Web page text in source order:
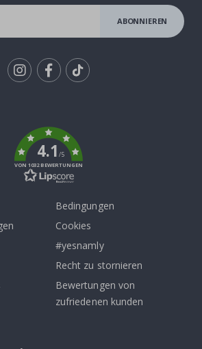
ABONNIEREN
4.1/5
VON 1032 BEWERTUNGEN
Bedingungen
Cookies
#yesnamly
Recht zu stornieren
Bewertungen von
zufriedenen kunden